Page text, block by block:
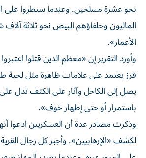
نحو عشرة مسلحين. وعندما سيطروا على
الماليون وحلفاؤهم البيض نحو ثلاثة
الأعمار».
وأورد التقرير إن «معظم الذين قتلوا
فرز يعتمد على علامات ظاهرة مثل لحية
يصل إلى الكاحل وآثار على الكتف تدل
باستمرار أو حتى إظهار خوف».
وذكرت مصادر عدة أن العسكريين ادعوا
لكشف «الإرهابيين». وأجبر كل رجال